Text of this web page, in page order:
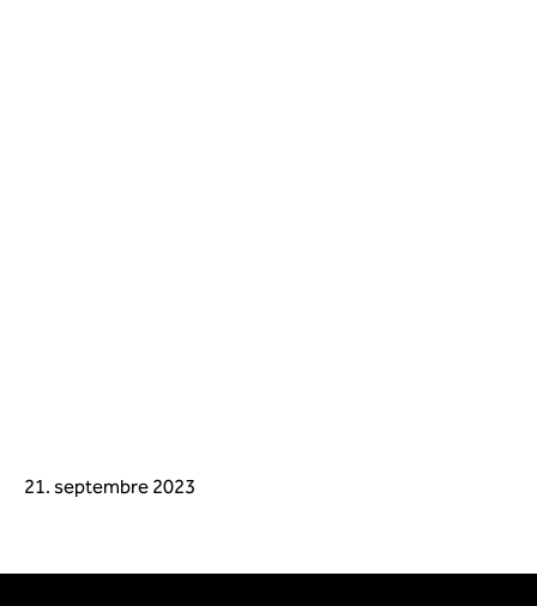
21. septembre 2023